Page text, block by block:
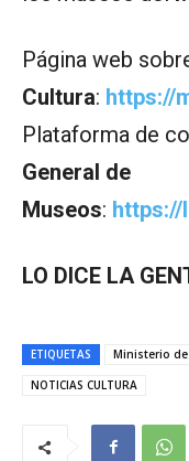
Página web
Cultura: https://
Plataforma de
General de
Museos: https://
LO DICE LA
ETIQUETAS Ministerio de
NOTICIAS CULTURA